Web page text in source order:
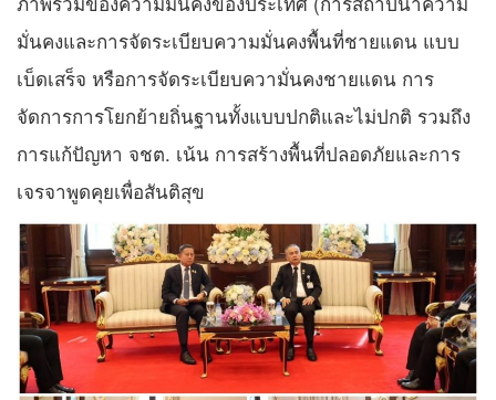
มั่นคงและการจัดระเบียบความมั่นคงพื้นที่ชายแดน แบบ
เบ็ดเสร็จ หรือการจัดระเบียบความั่นคงชายแดน การ
จัดการการโยกย้ายถิ่นฐานทั้งแบบปกติและไม่ปกติ รวมถึง
การแก้ปัญหา จชต. เน้น การสร้างพื้นที่ปลอดภัยและการ
เจรจาพูดคุยเพื่อสันติสุข